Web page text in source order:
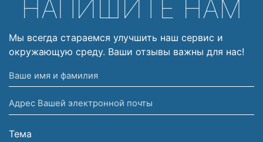
НАПИШИТЕ НАМ
Мы всегда стараемся улучшить наш сервис и
окружающую среду. Ваши отзывы важны для нас!
Ваше
имя
и
фамилия
Адрес
Вашей
электронной
Тема